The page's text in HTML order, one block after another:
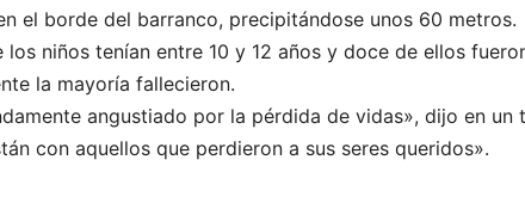
el borde del barranco, precipitándose unos 60 metros.
los niños tenían entre 10 y 12 años y doce de ellos
la mayoría fallecieron.
angustiado por la pérdida de vidas», dijo en
con aquellos que perdieron a sus seres queridos».